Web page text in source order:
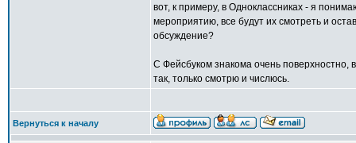
вот, к примеру, в Одноклассниках - я
мероприятию, все будут их смотреть и
обсуждение?
С Фейсбуком знакома очень
так, только смотрю и числюсь.
Вернуться к началу